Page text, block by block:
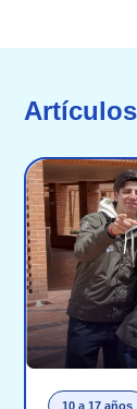
10 a 17 años